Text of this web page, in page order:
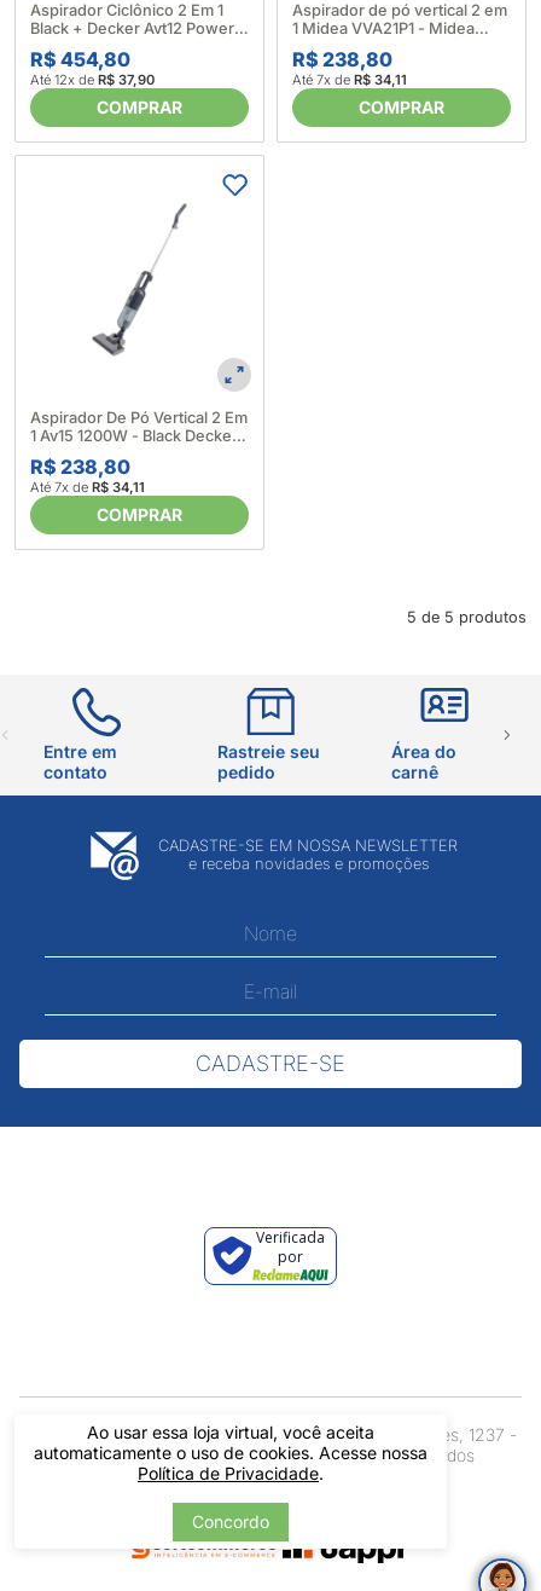
Aspirador Ciclônico 2 Em 1
Black + Decker Avt12 Power
Up 220V (601454)
R$ 454,80
Até 12x de R$ 37,90
COMPRAR
Aspirador de pó vertical 2 em
1 Midea VVA21P1 - Midea
(698025)
R$ 238,80
Até 7x de R$ 34,11
COMPRAR
Aspirador De Pó Vertical 2 Em
1 Av15 1200W - Black Decker
682728
R$ 238,80
Até 7x de R$ 34,11
COMPRAR
5 de 5 produtos
Ao usar essa loja virtual, você aceita
automaticamente o uso de cookies. Acesse nossa
Política de Privacidade.
Concordo
Entre em
contato
Rastreie seu
pedido
Área do
carnê
CADASTRE-SE EM NOSSA NEWSLETTER
e receba novidades e promoções
CADASTRE-SE
Verificada
por
Pintos LTDA - 06.837.645/0001-60 - Rua Álvaro Mendes, 1237 -
Centro - Teresina/ PI - Todos os Direitos Reservados
Desenvolvido por: